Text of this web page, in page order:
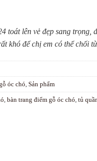
toát lên vẻ đẹp sang trọng,
khó để chị em có thể chối từ
óc chó Sản phẩm
bàn trang điểm gỗ óc chó tủ